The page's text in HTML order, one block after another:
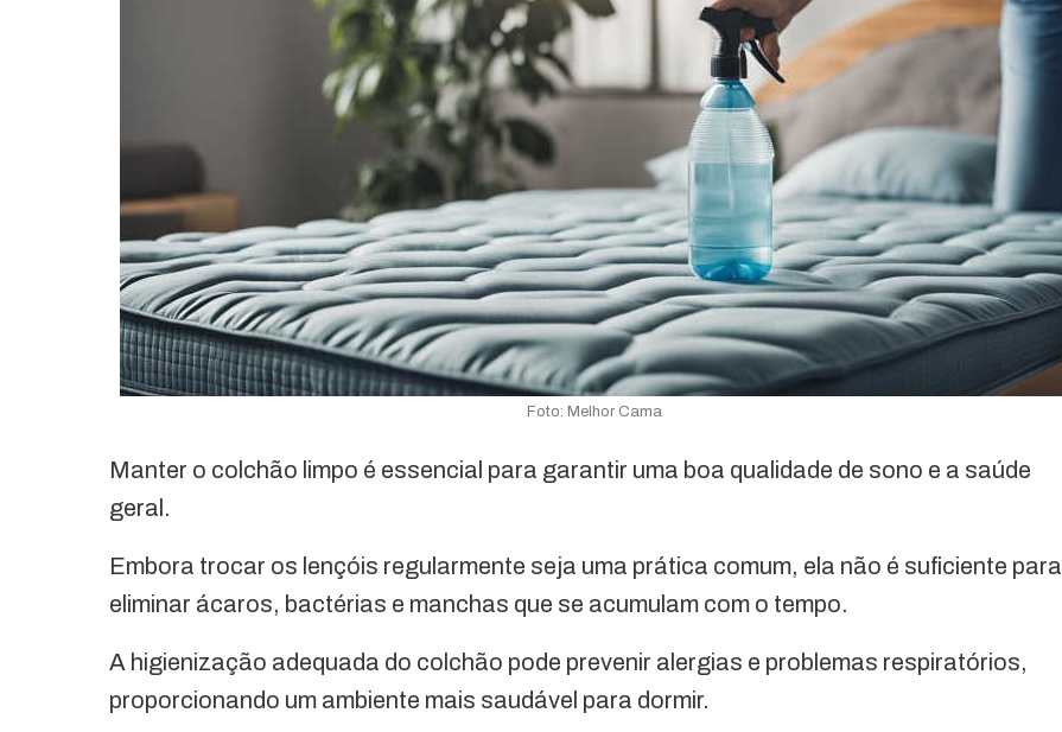
Foto: Melhor Cama
Manter o colchão limpo é essencial para garantir uma boa qualidade de sono e a saúde
geral.
Embora trocar os lençóis regularmente seja uma prática comum, ela não é suficiente para
eliminar ácaros, bactérias e manchas que se acumulam com o tempo.
A higienização adequada do colchão pode prevenir alergias e problemas respiratórios,
proporcionando um ambiente mais saudável para dormir.